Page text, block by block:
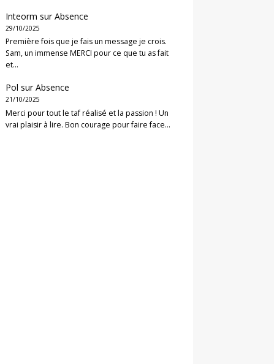
Inteorm surAbsence
29/10/2025
Première fois que je fais un message je crois.
Sam, un immense MERCI pour ce que tu as fait
et…
Pol surAbsence
21/10/2025
Merci pour tout le taf réalisé et la passion ! Un
vrai plaisir à lire. Bon courage pour faire face…